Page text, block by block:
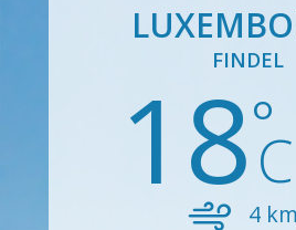
FINDEL
184